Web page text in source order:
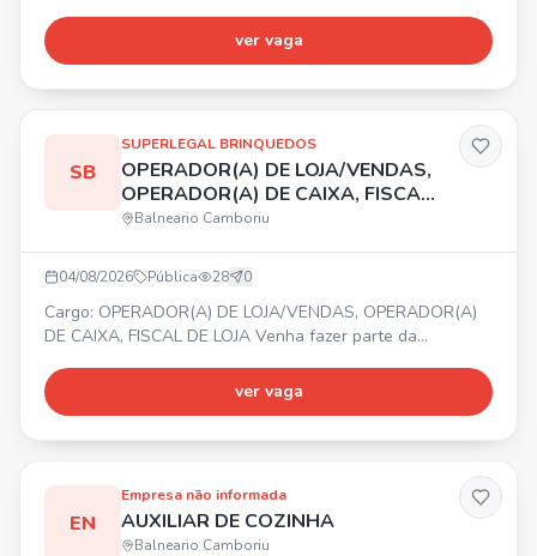
Benefícios: Alimentação na empresa, Vale transporte. ✅
Requisitos: Ser uma pessoa comunicativa, ter
ver vaga
SB
SUPERLEGAL BRINQUEDOS
OPERADOR(A) DE LOJA/VENDAS,
OPERADOR(A) DE CAIXA, FISCAL
DE LOJA
Balneario Camboriu
04/08/2026 Pública 28 0
Cargo: OPERADOR(A) DE LOJA/VENDAS, OPERADOR(A)
DE CAIXA, FISCAL DE LOJA Venha fazer parte da
Balneário Camboriú/SC. Requisitos: gostar de atender
pessoas, ter energia e responsabilidade. 💰 Oferecemos:
ver vaga
EN
Empresa não informada
AUXILIAR DE COZINHA
Balneario Camboriu